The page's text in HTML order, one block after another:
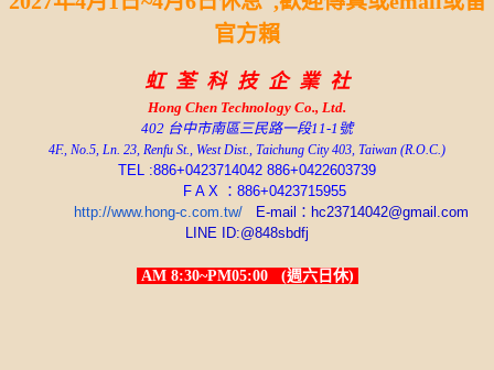
官方賴
虹 荃 科 技 企 業 社
Hong Chen Technology Co., Ltd.
402 台中市南區三民路一段11-1號
4F., No.5, Ln. 23, Renfu St., West Dist., Taichung City 403, Taiwan (R.O.C.)
TEL :886+0423714042 886+0422603739
F A X ：886+0423715955
http://www.hong-c.com.tw/
E-mail：hc23714042@gmail.com
LINE ID:@848sbdfj
AM 8:30~PM05:00 (週六日休)